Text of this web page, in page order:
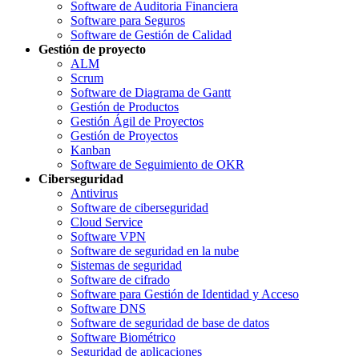
Software de Auditoria Financiera
Software para Seguros
Software de Gestión de Calidad
Gestión de proyecto
ALM
Scrum
Software de Diagrama de Gantt
Gestión de Productos
Gestión Ágil de Proyectos
Gestión de Proyectos
Kanban
Software de Seguimiento de OKR
Ciberseguridad
Antivirus
Software de ciberseguridad
Cloud Service
Software VPN
Software de seguridad en la nube
Sistemas de seguridad
Software de cifrado
Software para Gestión de Identidad y Acceso
Software DNS
Software de seguridad de base de datos
Software Biométrico
Seguridad de aplicaciones